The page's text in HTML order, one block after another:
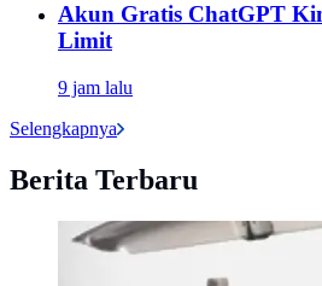
Akun Gratis ChatGPT
Limit
9 jam lalu
Selengkapnya
Berita Terbaru